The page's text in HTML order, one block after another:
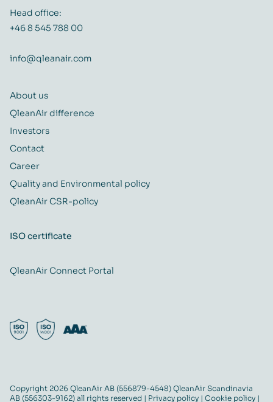
Head office:
+46 8 545 788 00
info@qleanair.com
About us
QleanAir difference
Investors
Contact
Career
Quality and Environmental policy
QleanAir CSR-policy
ISO certificate
QleanAir Connect Portal
Copyright 2026 QleanAir AB (556879-4548) QleanAir Scandinavia
AB (556303-9162) all rights reserved | Privacy policy | Cookie policy |